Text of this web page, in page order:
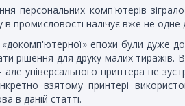
персональних комп'ютерів
промисловості налічує вже не одне
«докомп'ютерної» епохи були дуже
рішення для друку малих
універсального принтера не
взятому принтері
в даній статті.